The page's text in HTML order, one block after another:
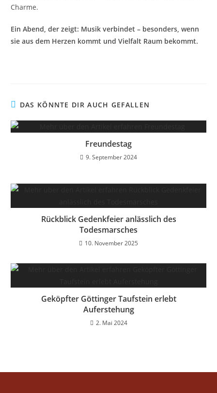
Charme.
Ein Abend, der zeigt: Musik verbindet – besonders, wenn
sie aus dem Herzen kommt und Vielfalt Raum bekommt.
DAS KÖNNTE DIR AUCH GEFALLEN
Freundestag
9. September 2024
Rückblick Gedenkfeier anlässlich des
Todesmarsches
10. November 2025
Geköpfter Göttinger Taufstein erlebt
Auferstehung
2. Mai 2024